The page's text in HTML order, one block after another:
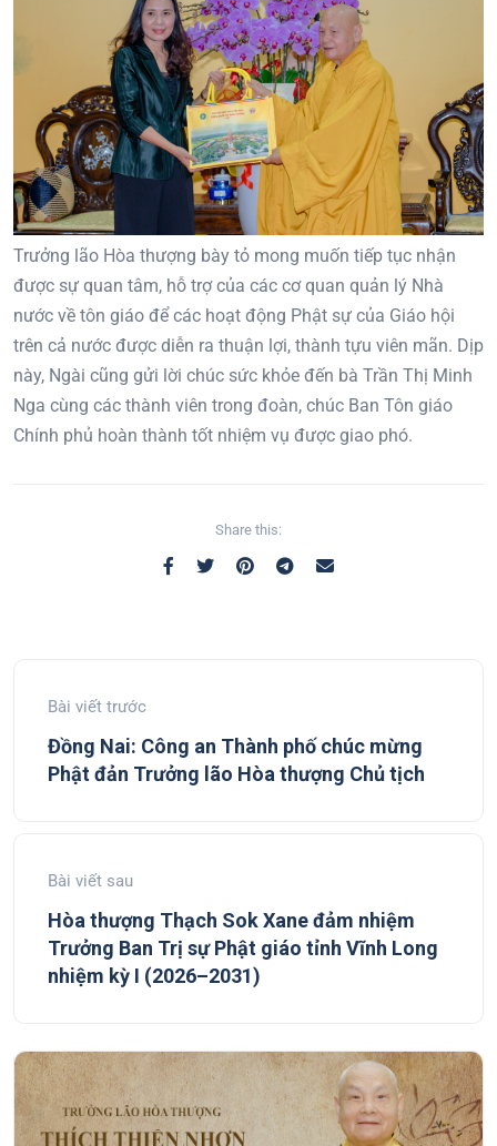
Trưởng lão Hòa thượng bày tỏ mong muốn tiếp tục nhận
được sự quan tâm, hỗ trợ của các cơ quan quản lý Nhà
nước về tôn giáo để các hoạt động Phật sự của Giáo hội
trên cả nước được diễn ra thuận lợi, thành tựu viên mãn. Dịp
này, Ngài cũng gửi lời chúc sức khỏe đến bà Trần Thị Minh
Nga cùng các thành viên trong đoàn, chúc Ban Tôn giáo
Chính phủ hoàn thành tốt nhiệm vụ được giao phó.
Share this:
Bài viết trước
Đồng Nai: Công an Thành phố chúc mừng
Phật đản Trưởng lão Hòa thượng Chủ tịch
Bài viết sau
Hòa thượng Thạch Sok Xane đảm nhiệm
Trưởng Ban Trị sự Phật giáo tỉnh Vĩnh Long
nhiệm kỳ I (2026–2031)